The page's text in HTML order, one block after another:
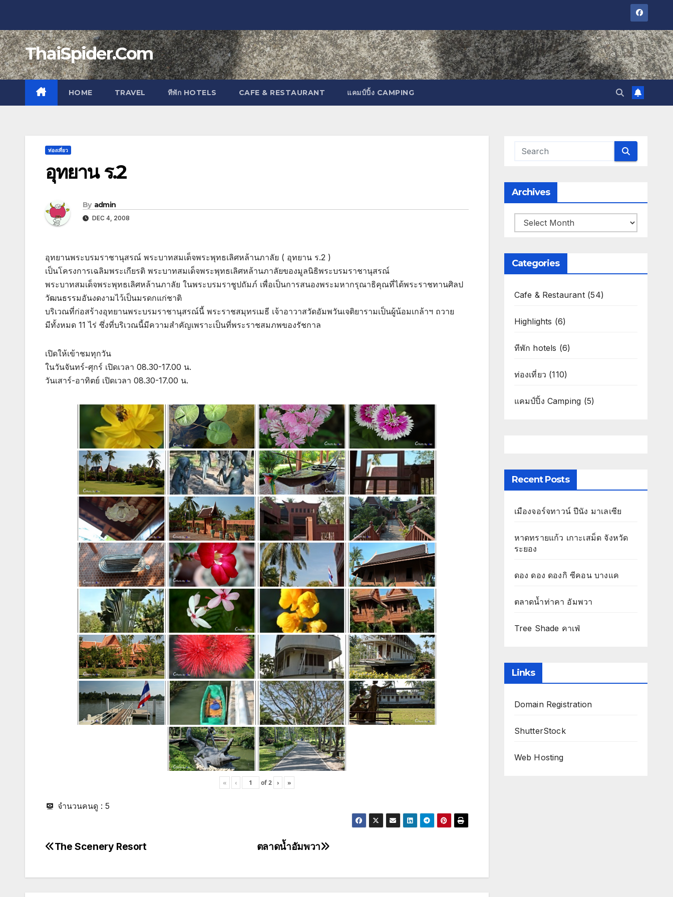
content
ThaiSpider.Com
HOME TRAVEL ทีพัก HOTELS CAFE & RESTAURANT แคมป์ปิ้ง CAMPING
ท่องเที่ยว
อุทยาน ร.2
By admin
DEC 4, 2008
อุทยานพระบรมราชานุสรณ์ พระบาทสมเด็จพระพุทธเลิศหล้านภาลัย ( อุทยาน ร.2 )
เป็นโครงการเฉลิมพระเกียรติ พระบาทสมเด็จพระพุทธเลิศหล้านภาลัยของมูลนิธิพระบรมราชานุสรณ์
พระบาทสมเด็จพระพุทธเลิศหล้านภาลัย ในพระบรมราชูปถัมภ์ เพื่อเป็นการสนองพระมหากรุณาธิคุณที่ได้พระราชทานศิลป
วัฒนธรรมอันงดงามไว้เป็นมรดกแก่ชาติ
บริเวณที่ก่อสร้างอุทยานพระบรมราชานุสรณ์นี้ พระราชสมุทรเมธี เจ้าอาวาสวัดอัมพวันเจติยารามเป็นผู้น้อมเกล้าฯ ถวาย
มีทั้งหมด 11 ไร่ ซึ่งที่บริเวณนี้มีความสำคัญเพราะเป็นที่พระราชสมภพของรัชกาล
เปิดให้เข้าชมทุกวัน
ในวันจันทร์-ศุกร์ เปิดเวลา 08.30-17.00 น.
วันเสาร์-อาทิตย์ เปิดเวลา 08.30-17.00 น.
« ‹ of2 › »
จำนวนคนดู : 5
Post
ตลาดน้ำอัมพวา
The Scenery Resort
Archives
Archives
Categories
Cafe & Restaurant(54)
Highlights (6)
ทีพัก hotels (6)
ท่องเที่ยว (110)
แคมป์ปิ้ง Camping (5)
Recent Posts
เมืองจอร์จทาวน์ ปีนัง มาเลเซีย
หาดทรายแก้ว เกาะเสม็ด จังหวัด
ระยอง
ดอง ดอง ดองกิ ซีคอน บางแค
ตลาดน้ำท่าคา อัมพวา
Tree Shade คาเฟ่
Links
Domain Registration
ShutterStock
Web Hosting